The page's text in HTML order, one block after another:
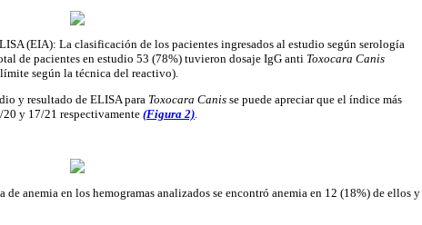
(EIA): La clasificación de los pacientes ingresados al estudio según serología
de pacientes en estudio 53 (78%) tuvieron dosaje IgG anti Toxocara Canis
según la técnica del reactivo).
y resultado de ELISA para Toxocara Canis se puede apreciar que el índice más
20 y 17/21 respectivamente(Figura 2).
anemia en los hemogramas analizados se encontró anemia en 12 (18%) de ellos y